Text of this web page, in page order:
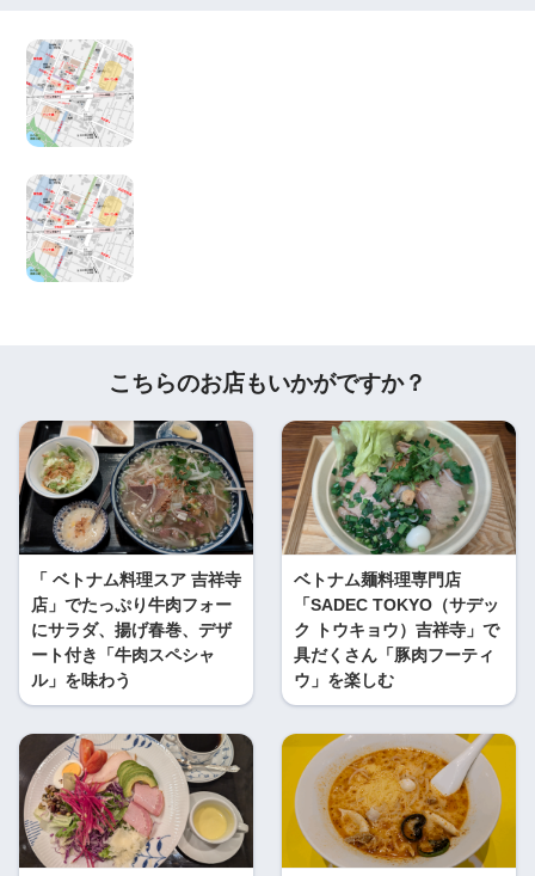
こちらのお店もいかがですか？
「 ベトナム料理スア 吉祥寺
店」でたっぷり牛肉フォー
にサラダ、揚げ春巻、デザ
ート付き「牛肉スペシャ
ル」を味わう
ベトナム麺料理専門店
「SADEC TOKYO（サデッ
ク トウキョウ）吉祥寺」で
具だくさん「豚肉フーティ
ウ」を楽しむ